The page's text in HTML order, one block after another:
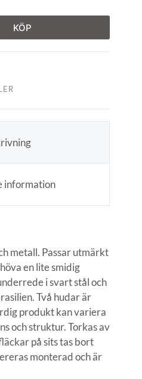
KÖP
information
metall. Passar utmärkt
en lite smidig
i svart stål och
Två hudar är
produkt kan variera
och struktur. Torkas av
på sits tas bort
monterad och är